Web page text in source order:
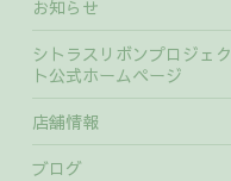
お知らせ
シトラスリボンプロジェク
ト公式ホームページ
店舗情報
ブログ